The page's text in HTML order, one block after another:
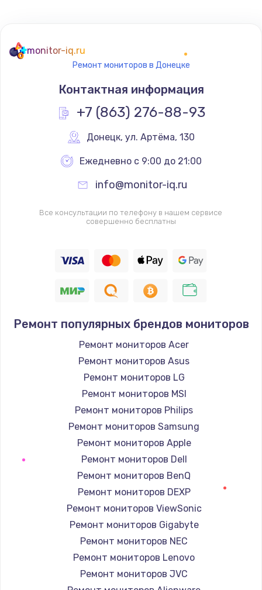
Ремонт подсветки
Заказать
от 1645 руб.
Заказать
от 990 руб.
monitor-iq.ru
Ремонт мониторов в Донецке
Контактная информация
+7 (863) 276-88-93
Донецк, ул. Артёма, 130
Ежедневно с 9:00 до 21:00
info@monitor-iq.ru
Все консультации по телефону в нашем сервисе
совершенно бесплатны
Ремонт популярных брендов мониторов
Ремонт мониторов Acer
Ремонт мониторов Asus
Ремонт мониторов LG
Ремонт мониторов MSI
Ремонт мониторов Philips
Ремонт мониторов Samsung
Ремонт мониторов Apple
Ремонт мониторов Dell
Ремонт мониторов BenQ
Ремонт мониторов DEXP
Ремонт мониторов ViewSonic
Ремонт мониторов Gigabyte
Ремонт мониторов NEC
Ремонт мониторов Lenovo
Ремонт мониторов JVC